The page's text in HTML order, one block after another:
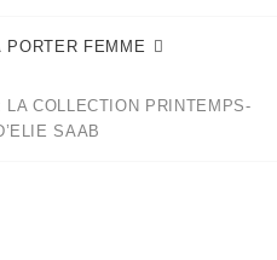
PORTER FEMME
COLLECTION PRINTEMPS-
SAAB